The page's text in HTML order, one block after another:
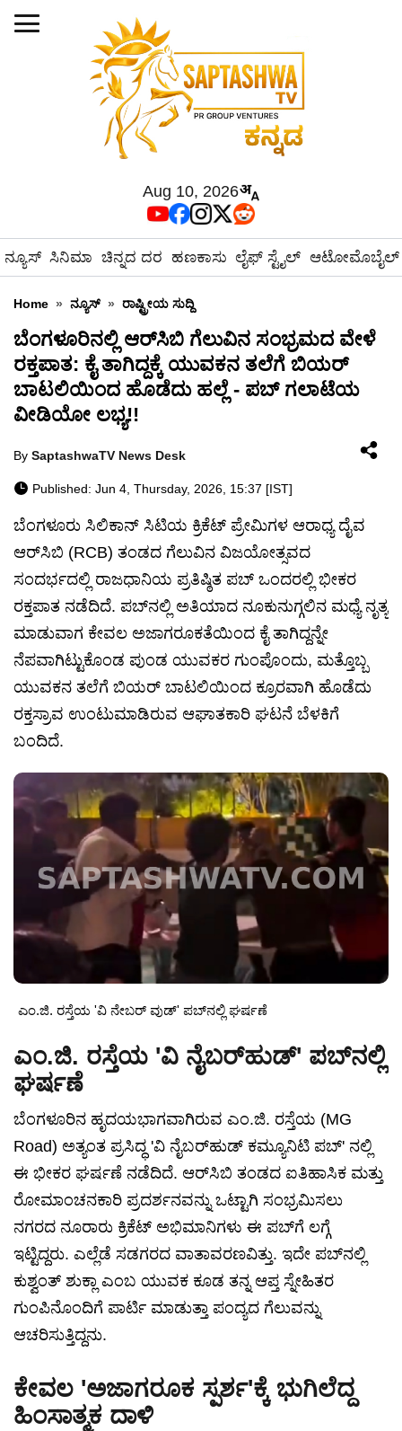
Aug 10, 2026
ನ್ಯೂಸ್ ಸಿನಿಮಾ ಚಿನ್ನದ ದರ ಹಣಕಾಸು ಲೈಫ್ ಸ್ಟೈಲ್ ಆಟೋಮೊಬೈಲ್
Home » ನ್ಯೂಸ್ » ರಾಷ್ಟ್ರೀಯ ಸುದ್ದಿ
ಬೆಂಗಳೂರಿನಲ್ಲಿ ಆರ್‌ಸಿಬಿ ಗೆಲುವಿನ ಸಂಭ್ರಮದ ವೇಳೆ
ರಕ್ತಪಾತ: ಕೈ ತಾಗಿದ್ದಕ್ಕೆ ಯುವಕನ ತಲೆಗೆ ಬಿಯರ್
ಬಾಟಲಿಯಿಂದ ಹೊಡೆದು ಹಲ್ಲೆ - ಪಬ್ ಗಲಾಟೆಯ
ವೀಡಿಯೋ ಲಭ್ಯ!!
By SaptashwaTV News Desk
Published: Jun 4, Thursday, 2026, 15:37 [IST]
ಬೆಂಗಳೂರು ಸಿಲಿಕಾನ್ ಸಿಟಿಯ ಕ್ರಿಕೆಟ್ ಪ್ರೇಮಿಗಳ ಆರಾಧ್ಯ ದೈವ
ಆರ್‌ಸಿಬಿ (RCB) ತಂಡದ ಗೆಲುವಿನ ವಿಜಯೋತ್ಸವದ
ಸಂದರ್ಭದಲ್ಲಿ ರಾಜಧಾನಿಯ ಪ್ರತಿಷ್ಠಿತ ಪಬ್‌ ಒಂದರಲ್ಲಿ ಭೀಕರ
ರಕ್ತಪಾತ ನಡೆದಿದೆ. ಪಬ್‌ನಲ್ಲಿ ಅತಿಯಾದ ನೂಕುನುಗ್ಗಲಿನ ಮಧ್ಯೆ ನೃತ್ಯ
ಮಾಡುವಾಗ ಕೇವಲ ಅಜಾಗರೂಕತೆಯಿಂದ ಕೈ ತಾಗಿದ್ದನ್ನೇ
ನೆಪವಾಗಿಟ್ಟುಕೊಂಡ ಪುಂಡ ಯುವಕರ ಗುಂಪೊಂದು, ಮತ್ತೊಬ್ಬ
ಯುವಕನ ತಲೆಗೆ ಬಿಯರ್ ಬಾಟಲಿಯಿಂದ ಕ್ರೂರವಾಗಿ ಹೊಡೆದು
ರಕ್ತಸ್ರಾವ ಉಂಟುಮಾಡಿರುವ ಆಘಾತಕಾರಿ ಘಟನೆ ಬೆಳಕಿಗೆ
ಬಂದಿದೆ.
ಎಂ.ಜಿ. ರಸ್ತೆಯ 'ವಿ ನೇಬರ್ ವುಡ್' ಪಬ್‌ನಲ್ಲಿ ಘರ್ಷಣೆ
ಎಂ.ಜಿ. ರಸ್ತೆಯ 'ವಿ ನೈಬರ್‌ಹುಡ್' ಪಬ್‌ನಲ್ಲಿ
ಘರ್ಷಣೆ
ಬೆಂಗಳೂರಿನ ಹೃದಯಭಾಗವಾಗಿರುವ ಎಂ.ಜಿ. ರಸ್ತೆಯ (MG
Road) ಅತ್ಯಂತ ಪ್ರಸಿದ್ಧ 'ವಿ ನೈಬರ್‌ಹುಡ್ ಕಮ್ಯೂನಿಟಿ ಪಬ್' ನಲ್ಲಿ
ಈ ಭೀಕರ ಘರ್ಷಣೆ ನಡೆದಿದೆ. ಆರ್‌ಸಿಬಿ ತಂಡದ ಐತಿಹಾಸಿಕ ಮತ್ತು
ರೋಮಾಂಚನಕಾರಿ ಪ್ರದರ್ಶನವನ್ನು ಒಟ್ಟಾಗಿ ಸಂಭ್ರಮಿಸಲು
ನಗರದ ನೂರಾರು ಕ್ರಿಕೆಟ್ ಅಭಿಮಾನಿಗಳು ಈ ಪಬ್‌ಗೆ ಲಗ್ಗೆ
ಇಟ್ಟಿದ್ದರು. ಎಲ್ಲೆಡೆ ಸಡಗರದ ವಾತಾವರಣವಿತ್ತು. ಇದೇ ಪಬ್‌ನಲ್ಲಿ
ಕುಶ್ವಂತ್ ಶುಕ್ಲಾ ಎಂಬ ಯುವಕ ಕೂಡ ತನ್ನ ಆಪ್ತ ಸ್ನೇಹಿತರ
ಗುಂಪಿನೊಂದಿಗೆ ಪಾರ್ಟಿ ಮಾಡುತ್ತಾ ಪಂದ್ಯದ ಗೆಲುವನ್ನು
ಆಚರಿಸುತ್ತಿದ್ದನು.
ಕೇವಲ 'ಅಜಾಗರೂಕ ಸ್ಪರ್ಶ'ಕ್ಕೆ ಭುಗಿಲೆದ್ದ
ಹಿಂಸಾತ್ಮಕ ದಾಳಿ